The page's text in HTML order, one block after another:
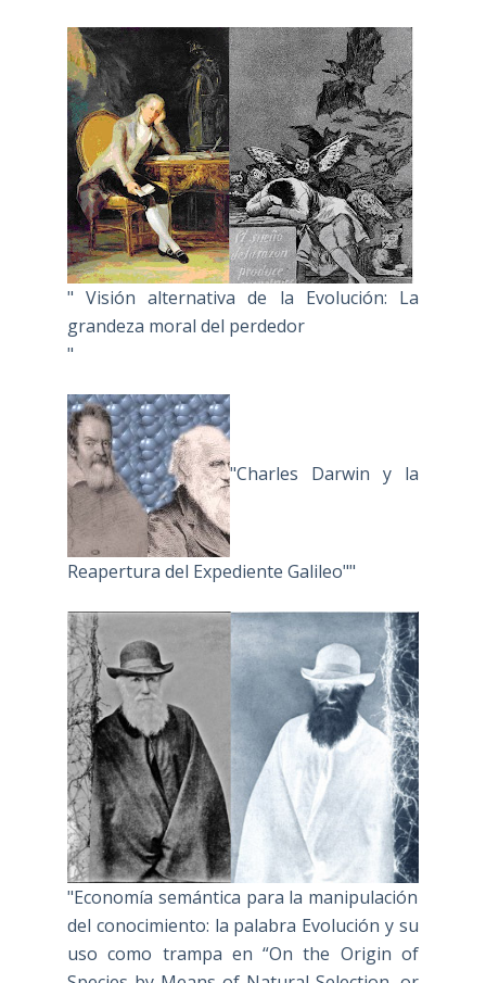
" Visión alternativa de la Evolución: La
grandeza moral del perdedor
"
"Charles Darwin y la
Reapertura del Expediente Galileo""
"Economía semántica para la manipulación
del conocimiento: la palabra Evolución y su
uso como trampa en “On the Origin of